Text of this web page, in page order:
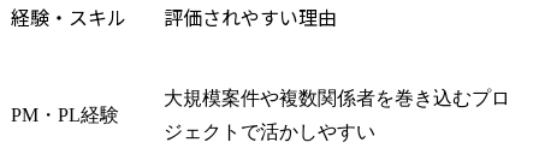
経験・スキル 評価されやすい理由
PM・PL経験
大規模案件や複数関係者を巻き込むプロ
ジェクトで活かしやすい